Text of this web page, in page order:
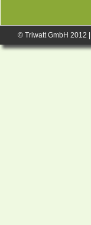
© Triwatt GmbH 2012 |